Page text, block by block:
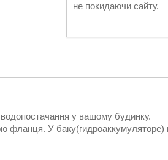
не покидаючи сайту.
у вашому будинку.
фланця. У баку(гидроаккумуляторе)